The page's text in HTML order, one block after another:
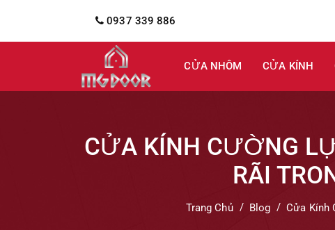
0937 339 886
CỬA NHÔM CỬA KÍNH
CỬA KÍNH CƯỜNG
RÃI
Trang Chủ Blog Cửa Kính